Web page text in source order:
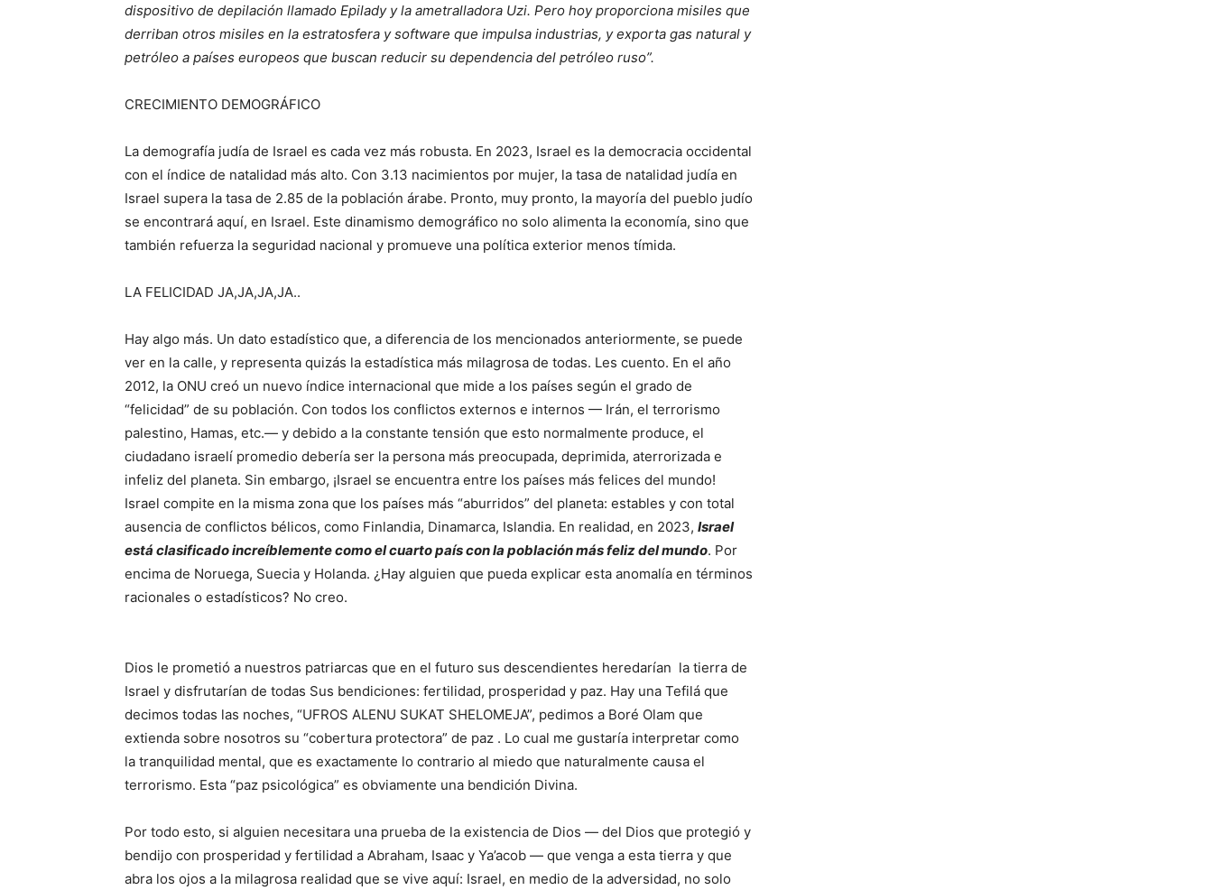
dispositivo de depilación llamado Epilady y la ametralladora Uzi. Pero hoy proporciona misiles que
derriban otros misiles en la estratosfera y software que impulsa industrias, y exporta gas natural y
petróleo a países europeos que buscan reducir su dependencia del petróleo ruso”.
CRECIMIENTO DEMOGRÁFICO
La demografía judía de Israel es cada vez más robusta. En 2023, Israel es la democracia occidental
con el índice de natalidad más alto. Con 3.13 nacimientos por mujer, la tasa de natalidad judía en
Israel supera la tasa de 2.85 de la población árabe. Pronto, muy pronto, la mayoría del pueblo judío
se encontrará aquí, en Israel. Este dinamismo demográfico no solo alimenta la economía, sino que
también refuerza la seguridad nacional y promueve una política exterior menos tímida.
LA FELICIDAD JA,JA,JA,JA..
Hay algo más. Un dato estadístico que, a diferencia de los mencionados anteriormente, se puede
ver en la calle, y representa quizás la estadística más milagrosa de todas. Les cuento. En el año
2012, la ONU creó un nuevo índice internacional que mide a los países según el grado de
“felicidad” de su población. Con todos los conflictos externos e internos — Irán, el terrorismo
palestino, Hamas, etc.— y debido a la constante tensión que esto normalmente produce, el
ciudadano israelí promedio debería ser la persona más preocupada, deprimida, aterrorizada e
infeliz del planeta. Sin embargo, ¡Israel se encuentra entre los países más felices del mundo!
Israel compite en la misma zona que los países más “aburridos” del planeta: estables y con total
ausencia de conflictos bélicos, como Finlandia, Dinamarca, Islandia. En realidad, en 2023, Israel
está clasificado increíblemente como el cuarto país con la población más feliz del mundo. Por
encima de Noruega, Suecia y Holanda. ¿Hay alguien que pueda explicar esta anomalía en términos
racionales o estadísticos? No creo.
Dios le prometió a nuestros patriarcas que en el futuro sus descendientes heredarían la tierra de
Israel y disfrutarían de todas Sus bendiciones: fertilidad, prosperidad y paz. Hay una Tefilá que
decimos todas las noches, “UFROS ALENU SUKAT SHELOMEJA”, pedimos a Boré Olam que
extienda sobre nosotros su “cobertura protectora” de paz . Lo cual me gustaría interpretar como
la tranquilidad mental, que es exactamente lo contrario al miedo que naturalmente causa el
terrorismo. Esta “paz psicológica” es obviamente una bendición Divina.
Por todo esto, si alguien necesitara una prueba de la existencia de Dios — del Dios que protegió y
bendijo con prosperidad y fertilidad a Abraham, Isaac y Ya’acob — que venga a esta tierra y que
abra los ojos a la milagrosa realidad que se vive aquí: Israel, en medio de la adversidad, no solo